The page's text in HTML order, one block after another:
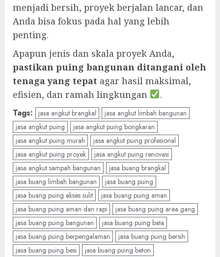
menjadi bersih, proyek berjalan lancar, dan
Anda bisa fokus pada hal yang lebih
penting.
Apapun jenis dan skala proyek Anda,
pastikan puing bangunan ditangani oleh
tenaga yang tepat agar hasil maksimal,
efisien, dan ramah lingkungan
.
Tags: jasa angkut brangkal
jasa angkut limbah bangunan
jasa angkut puing
jasa angkut puing bongkaran
jasa angkut puing murah
jasa angkut puing profesional
jasa angkut puing proyek
jasa angkut puing renovasi
jasa angkut sampah bangunan
jasa buang brangkal
jasa buang limbah bangunan
jasa buang puing
jasa buang puing akses sulit
jasa buang puing aman
jasa buang puing aman dan rapi
jasa buang puing area gang
jasa buang puing bangunan
jasa buang puing bata
jasa buang puing berpengalaman
jasa buang puing bersih
jasa buang puing besi
jasa buang puing beton